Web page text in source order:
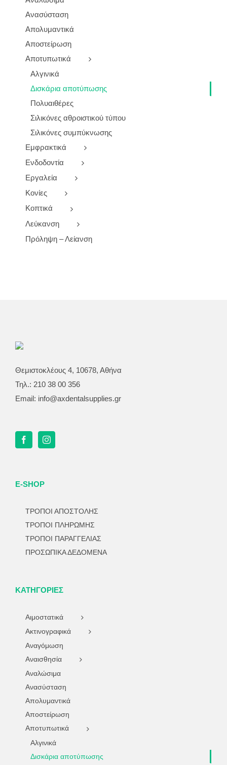
Ανασύσταση
Απολυμαντικά
Αποστείρωση
Αποτυπωτικά
Αλγινικά
Δισκάρια αποτύπωσης
Πολυαιθέρες
Σιλικόνες αθροιστικού τύπου
Σιλικόνες συμπύκνωσης
Εμφρακτικά
Ενδοδοντία
Εργαλεία
Κονίες
Κοπτικά
Λεύκανση
Πρόληψη – Λείανση
Θεμιστοκλέους 4, 10678, Αθήνα
Τηλ.: 210 38 00 356
Email: info@axdentalsupplies.gr
E-SHOP
ΤΡΟΠΟΙ ΑΠΟΣΤΟΛΗΣ
ΤΡΟΠΟΙ ΠΛΗΡΩΜΗΣ
ΤΡΟΠΟΙ ΠΑΡΑΓΓΕΛΙΑΣ
ΠΡΟΣΩΠΙΚΑ ΔΕΔΟΜΕΝΑ
ΚΑΤΗΓΟΡΊΕΣ
Αιμοστατικά
Ακτινογραφικά
Αναγόμωση
Αναισθησία
Αναλώσιμα
Ανασύσταση
Απολυμαντικά
Αποστείρωση
Αποτυπωτικά
Αλγινικά
Δισκάρια αποτύπωσης